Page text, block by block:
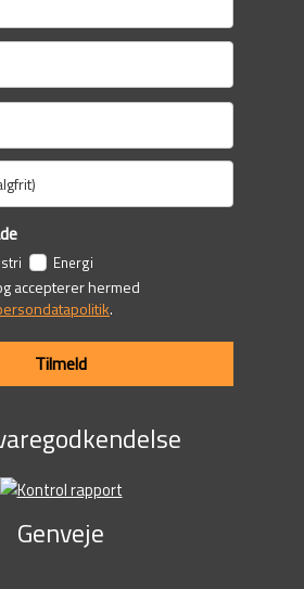
Energi
accepterer hermed
.
Tilmeld
Genveje